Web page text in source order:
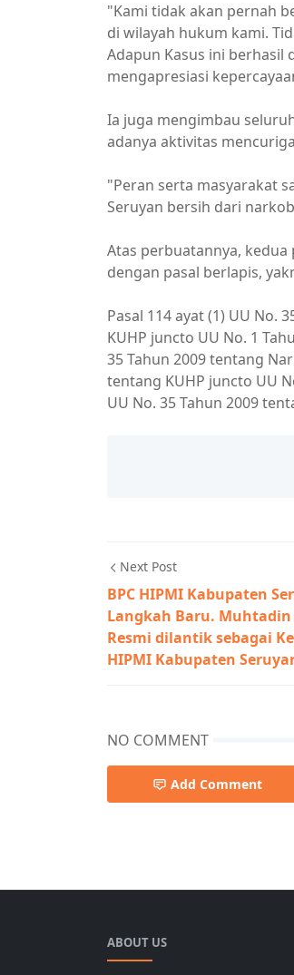
"Kami tidak akan pernah
di wilayah hukum kami.
Adapun Kasus ini
mengapresiasi
Ia juga mengimbau
adanya aktivitas
"Peran serta masyarakat
Seruyan bersih dari
Atas perbuatannya,
dengan pasal berlapis,
Pasal 114 ayat (1) UU No.
KUHP juncto UU No. 1
35 Tahun 2009 tentang
tentang KUHP juncto UU
UU No. 35 Tahun 2009
Next Post
BPC HIPMI Kabupaten
Langkah Baru. Muhtadin
Resmi dilantik sebagai
HIPMI Kabupaten
NO COMMENT
Add Comment
ABOUT US